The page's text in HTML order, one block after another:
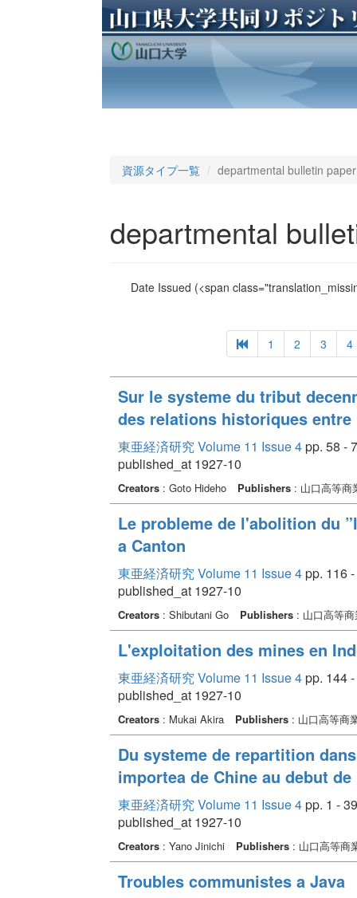
資源タイプ一覧 departmental bulletin paper
departmental
Date Issued (<span
1 2 3 4
Sur le systeme du tribut
des relations historiques
東亜経済研究 Volume 11 Issue 4pp. 58 -
published_at 1927-10
Creators: Goto Hideho Publishers: 山口高等商
Le probleme de l'abolition du
a Canton
東亜経済研究 Volume 11 Issue 4pp. 116 -
published_at 1927-10
Creators: Shibutani Go Publishers: 山口高等商
L'exploitation des mines en
東亜経済研究 Volume 11 Issue 4pp. 144 -
published_at 1927-10
Creators: Mukai Akira Publishers: 山口高等商
Du systeme de repartition
importea de Chine au debut
東亜経済研究 Volume 11 Issue 4pp. 1 - 39
published_at 1927-10
Creators: Yano Jinichi Publishers: 山口高等商
Troubles communistes a Java